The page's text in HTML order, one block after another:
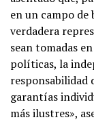
en un campo de
verdadera
sean tomadas
políticas, la
responsabilidad
garantías
más ilustres»,